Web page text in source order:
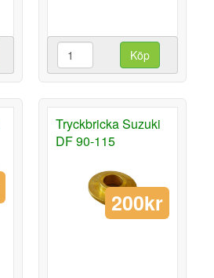
Köp
Tryckbricka Suzuki
DF 90-115
200kr